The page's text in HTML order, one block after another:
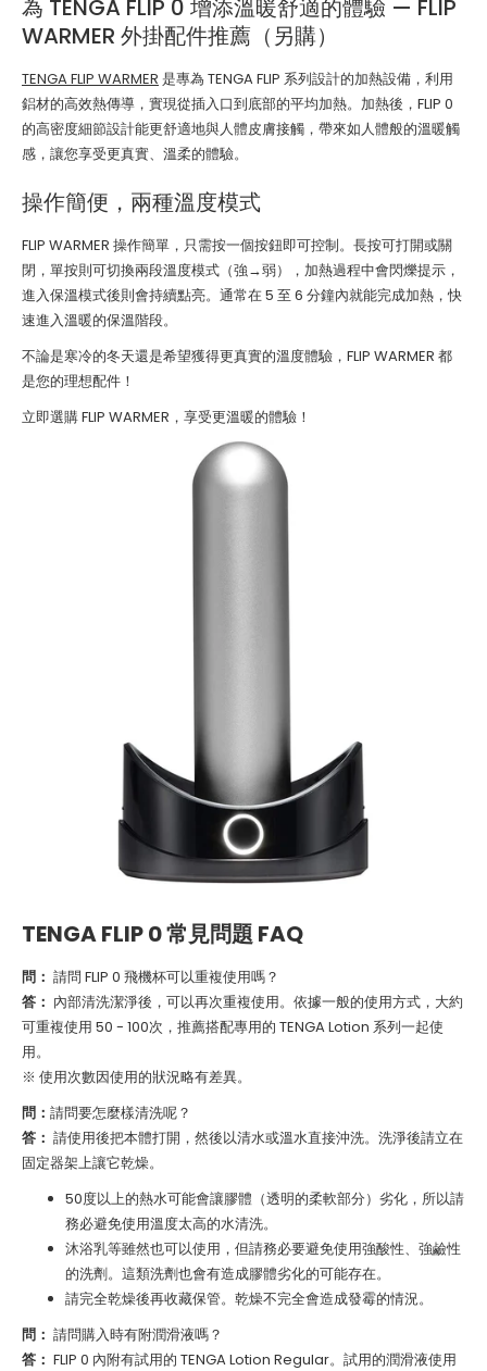
為 TENGA FLIP 0 增添溫暖舒適的體驗 — FLIP
WARMER 外掛配件推薦（另購）
TENGA FLIP WARMER 是專為 TENGA FLIP 系列設計的加熱設備，利用
鋁材的高效熱傳導，實現從插入口到底部的平均加熱。加熱後，FLIP 0
的高密度細節設計能更舒適地與人體皮膚接觸，帶來如人體般的溫暖觸
感，讓您享受更真實、溫柔的體驗。
操作簡便，兩種溫度模式
FLIP WARMER 操作簡單，只需按一個按鈕即可控制。長按可打開或關
閉，單按則可切換兩段溫度模式（強→弱），加熱過程中會閃爍提示，
進入保溫模式後則會持續點亮。通常在 5 至 6 分鐘內就能完成加熱，快
速進入溫暖的保溫階段。
不論是寒冷的冬天還是希望獲得更真實的溫度體驗，FLIP WARMER 都
是您的理想配件！
立即選購 FLIP WARMER，享受更溫暖的體驗！
TENGA FLIP 0 常見問題 FAQ
問： 請問 FLIP 0 飛機杯可以重複使用嗎？
答： 內部清洗潔淨後，可以再次重複使用。依據一般的使用方式，大約
可重複使用 50 - 100次，推薦搭配專用的 TENGA Lotion 系列一起使
用。
※ 使用次數因使用的狀況略有差異。
問： 請問要怎麼樣清洗呢？
答： 請使用後把本體打開，然後以清水或溫水直接沖洗。洗淨後請立在
固定器架上讓它乾燥。
50度以上的熱水可能會讓膠體（透明的柔軟部分）劣化，所以請
務必避免使用溫度太高的水清洗。
沐浴乳等雖然也可以使用，但請務必要避免使用強酸性、強鹼性
的洗劑。這類洗劑也會有造成膠體劣化的可能存在。
請完全乾燥後再收藏保管。乾燥不完全會造成發霉的情況。
問： 請問購入時有附潤滑液嗎？
答： FLIP 0 內附有試用的 TENGA Lotion Regular。試用的潤滑液使用